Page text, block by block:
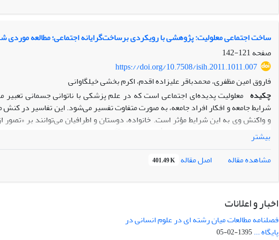
ساخت اجتماعی معلولیت: پژوهشی با رویکردی برساخت‌گرایانه اجتماعی؛ مطالعه
صفحه121-142
https://doi.org/10.7508/isih.2011.1011.007
فاروق امین مظفری، محمدباقر علیزاده اقدم، اکرم بخشی خیلگاوانی
چکیده معلولیت پدیده‌ای اجتماعی است که در علم پزشکی با ناتوانی جسمانی
شرایط جامعه و افکار افراد جامعه، به صورت متفاوت تفسیر می‌شود. این تفاسیر در کنش
و واکنش وی به این شرایط مؤثر است. خانواده، دوستان و اطرافیان می‌توانند بر
مثابه یک مسئله اجتماعی از طریق تأکید بر عامل آگاهی و ساختار ذهن فرد معلول در
شده است. اهداف این پژوهش، شناخت برساخت اجتماعی معلولیت، واکنش معلول
داده‌ها شامل مشاهده مشارکتی و شرکت در مصاحبه عمیق است و از نظریه بنیانی برای
خود را موجود ناتوانی می‌بیند که همواره نیازمند کمک است. آنها فکر می‌کنند تنها
بازیابند.
بیشتر
مشاهده مقاله
اصل مقاله 401.49 K
اخبار و اعلانات
فصلنامه مطالعات میان رشته ای در علوم انسانی در
پایگاه ...1395-02-05